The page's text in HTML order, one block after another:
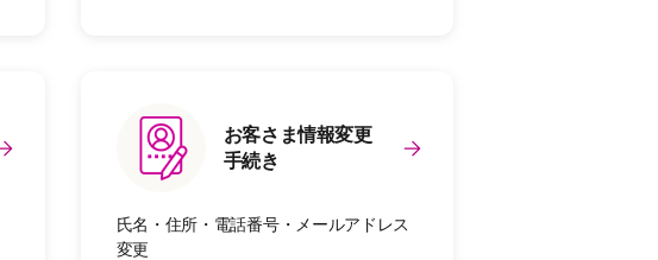
お客さま情報変更
手続き
氏名・住所・電話番号・メールアドレス
変更